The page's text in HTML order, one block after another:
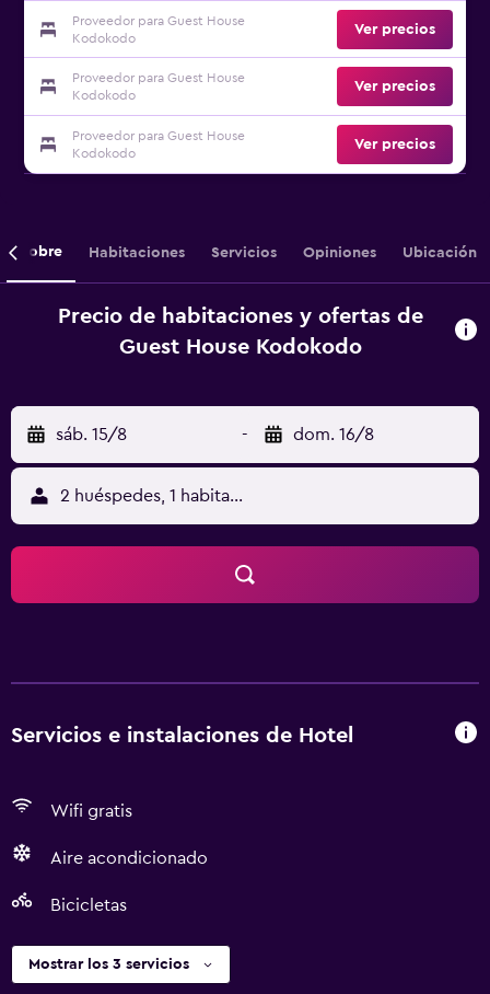
Proveedor para Guest House
Kodokodo
Ver precios
Proveedor para Guest House
Kodokodo
Ver precios
Proveedor para Guest House
Kodokodo
Ver precios
Sobre Habitaciones Servicios Opiniones Ubicación
Precio de habitaciones y ofertas de
Guest House Kodokodo
sáb. 15/8 - dom. 16/8
2 huéspedes, 1 habitación
Servicios e instalaciones de Hotel
Wifi gratis
Aire acondicionado
Bicicletas
Mostrar los 3 servicios